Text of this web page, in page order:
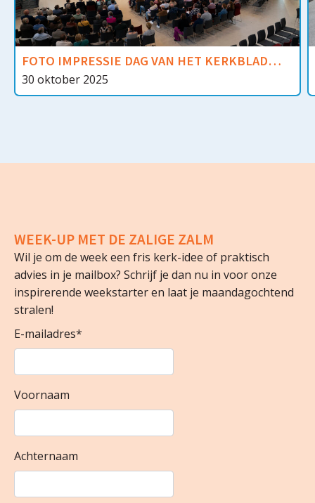
FOTO IMPRESSIE DAG VAN HET KERKBLAD
2025
30 oktober 2025
WEEK-UP MET DE ZALIGE ZALM
Wil je om de week een fris kerk-idee of praktisch
advies in je mailbox? Schrijf je dan nu in voor onze
inspirerende weekstarter en laat je maandagochtend
stralen!
E-mailadres*
Voornaam
Achternaam